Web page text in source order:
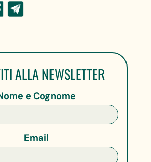
ALLA NEWSLETTER
e Cognome
Email